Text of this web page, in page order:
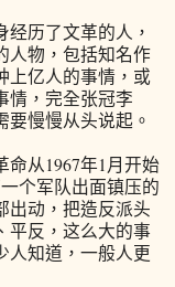
历了文革的人，
人物，包括知名作
上亿人的事情，或
情，完全张冠李
慢慢从头说起。
从1967年1月开始
个军队出面镇压的
出动，把造反派头
平反，这么大的事
人知道，一般人更